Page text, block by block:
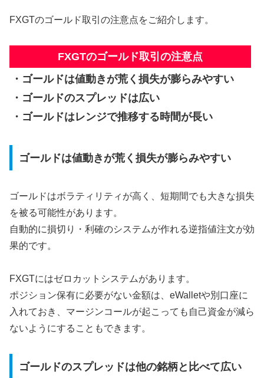
FXGTのゴールド取引の注意点をご紹介します。
FXGTのゴールド取引の注意点
・ゴールドは値動きが荒く損失が膨らみやすい
・ゴールドのスプレッドは広い
・ゴールドはレンジで推移する時間が長い
ゴールドは値動きが荒く損失が膨らみやすい
ゴールドはボラティリティが高く、短期間でも大きな損失
を被る可能性があります。
自動的に損切り・利確のシステムが作れる逆指値注文が効
果的です。
FXGTにはゼロカットシステムがあります。
ポジション保有に必要がない金額は、eWalletや別口座に
入れておき、マージンコールが起こっても自己資金が減ら
ないようにすることもできます。
ゴールドのスプレッドは他の銘柄と比べて広い